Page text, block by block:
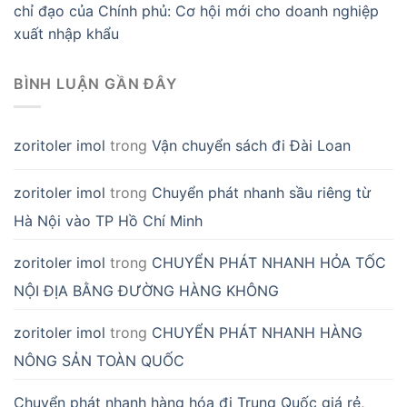
chỉ đạo của Chính phủ: Cơ hội mới cho doanh nghiệp
xuất nhập khẩu
BÌNH LUẬN GẦN ĐÂY
zoritoler imol trong Vận chuyển sách đi Đài Loan
zoritoler imol trong Chuyển phát nhanh sầu riêng từ
Hà Nội vào TP Hồ Chí Minh
zoritoler imol trong CHUYỂN PHÁT NHANH HỎA TỐC
NỘI ĐỊA BẰNG ĐƯỜNG HÀNG KHÔNG
zoritoler imol trong CHUYỂN PHÁT NHANH HÀNG
NÔNG SẢN TOÀN QUỐC
Chuyển phát nhanh hàng hóa đi Trung Quốc giá rẻ,